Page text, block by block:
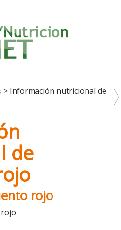
> Información nutricional de
de
rojo